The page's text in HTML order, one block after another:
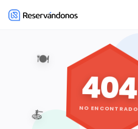
🍽️
🍝
404
NO ENCONTRADO